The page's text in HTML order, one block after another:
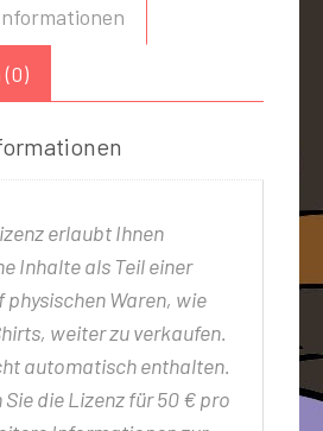
(0)
erlaubt Ihnen
Inhalte als Teil einer
physischen Waren, wie
weiter zu verkaufen.
automatisch enthalten.
die Lizenz für 50 € pro